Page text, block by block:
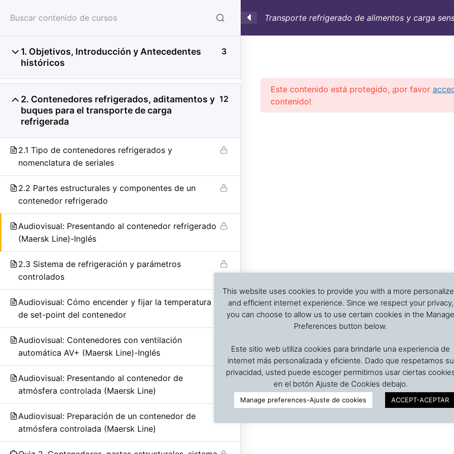
HOME CONSULTORÍA CONTAINERS NOSOTROS INFO-
Previous Slide
Transporte refrigerado de alimentos y carga
1. Objetivos, Introducción y Antecedentes
históricos
3
2. Contenedores refrigerados, aditamentos y
buques para el transporte de carga
refrigerada
12
2.1 Tipo de contenedores refrigerados y
nomenclatura de seriales
2.2 Partes estructurales y componentes de un
contenedor refrigerado
Audiovisual: Presentando al contenedor refrigerado
(Maersk Line)-Inglés
2.3 Sistema de refrigeración y parámetros
controlados
Audiovisual: Cómo encender y fijar la temperatura
de set-point del contenedor
Audiovisual: Contenedores con ventilación
automática AV+ (Maersk Line)-Inglés
Audiovisual: Presentando al contenedor de
atmósfera controlada (Maersk Line)
Audiovisual: Preparación de un contenedor de
atmósfera controlada (Maersk Line)
Este contenido está protegido, ¡por favor
contenido!
This website uses cookies to provide you with a more
and efficient internet experience. Since we respect your privacy,
you can choose to allow us to use certain cookies in the Manage
Preferences button below.
Este sitio web utiliza cookies para brindarle una experiencia de
internet más personalizada y eficiente. Dado que respetamos su
privacidad, usted puede escoger permitirnos usar ciertas
en el botón Ajuste de Cookies debajo.
Manage preferences-Ajuste de cookies ACCEPT-ACEPTAR